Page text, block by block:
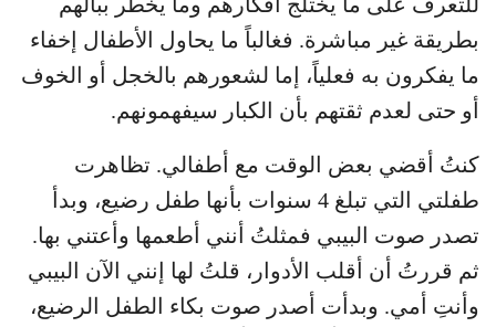
بطريقة غير مباشرة. فغالباً ما يحاول الأطفال إخفاء
ما يفكرون به فعلياً، إما لشعورهم بالخجل أو الخوف
أو حتى لعدم ثقتهم بأن الكبار سيفهمونهم.
كنتُ أقضي بعض الوقت مع أطفالي. تظاهرت
طفلتي التي تبلغ 4 سنوات بأنها طفل رضيع، وبدأ
تصدر صوت البيبي فمثلتُ أنني أطعمها وأعتني بها.
ثم قررتُ أن أقلب الأدوار، قلتُ لها إنني الآن البيبي
وأنتِ أمي. وبدأت أصدر صوت بكاء الطفل الرضيع،